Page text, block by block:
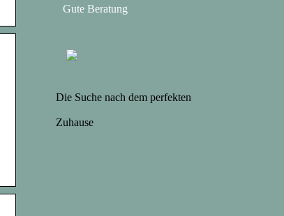
Gute Beratung
Die Suche nach dem perfekten
Zuhause